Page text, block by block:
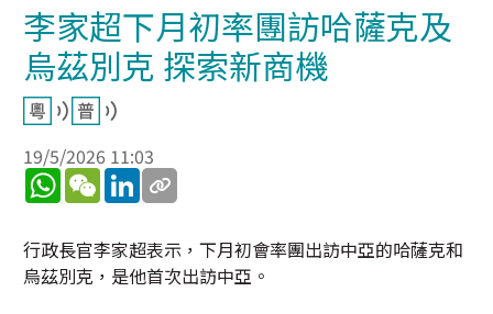
李家超下月初率團訪哈薩克及
烏茲別克 探索新商機
19/5/2026 11:03
WhatsApp
WeChatLinkedIn
行政長官李家超表示，下月初會率團出訪中亞的哈薩克和
烏茲別克，是他首次出訪中亞。